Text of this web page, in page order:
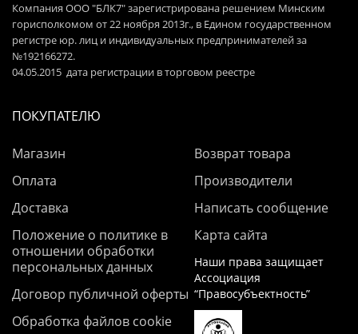
Компания ООО "БЛК7" зарегистрирована решением Минским
горисполкомом от 22 ноября 2013г., в Едином государственном
регистре юр. лиц и индивидуальных предпринимателей за
№192166272.
04.05.2015 дата регистрации в торговом реестре
ПОКУПАТЕЛЮ
Магазин
Оплата
Доставка
Положение о политике в
отношении обработки
персональных данных
Договор публичной оферты
Обработка файлов cookie
Возврат товара
Производители
Написать сообщение
Карта сайта
Наши права защищает
Ассоциация
“Правосубъектность”